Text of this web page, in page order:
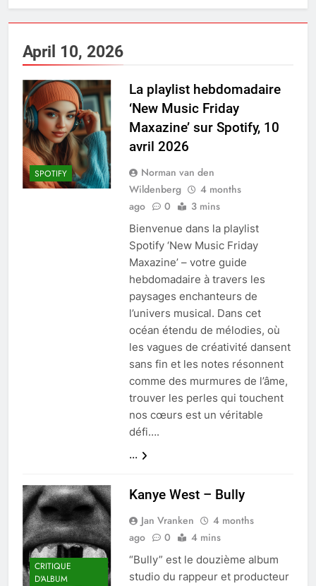
April 10, 2026
SPOTIFY
La playlist hebdomadaire
‘New Music Friday
Maxazine’ sur Spotify, 10
avril 2026
Norman van den
Wildenberg
4 months
ago
0 3 mins
Bienvenue dans la playlist
Spotify ‘New Music Friday
Maxazine’ – votre guide
hebdomadaire à travers les
paysages enchanteurs de
l’univers musical. Dans cet
océan étendu de mélodies, où
les vagues de créativité dansent
sans fin et les notes résonnent
comme des murmures de l’âme,
trouver les perles qui touchent
nos cœurs est un véritable
défi….
...
CRITIQUE
D'ALBUM
Kanye West – Bully
Jan Vranken
4 months
ago
0 4 mins
“Bully” est le douzième album
studio du rappeur et producteur